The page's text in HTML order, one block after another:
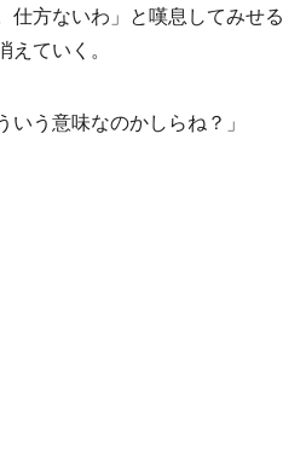
仕方ないわ」と嘆息してみせる
ていく。
いう意味なのかしらね？」